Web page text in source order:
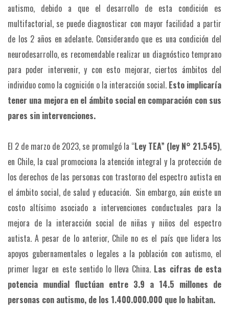
autismo, debido a que el desarrollo de esta condición es
multifactorial, se puede diagnosticar con mayor facilidad a partir
de los 2 años en adelante. Considerando que es una condición del
neurodesarrollo, es recomendable realizar un diagnóstico temprano
para poder intervenir, y con esto mejorar, ciertos ámbitos del
individuo como la cognición o la interacción social. Esto implicaría
tener una mejora en el ámbito social en comparación con sus
pares sin intervenciones.
El 2 de marzo de 2023, se promulgó la “Ley TEA” (ley N° 21.545),
en Chile, la cual promociona la atención integral y la protección de
los derechos de las personas con trastorno del espectro autista en
el ámbito social, de salud y educación. Sin embargo, aún existe un
costo altísimo asociado a intervenciones conductuales para la
mejora de la interacción social de niñas y niños del espectro
autista. A pesar de lo anterior, Chile no es el país que lidera los
apoyos gubernamentales o legales a la población con autismo, el
primer lugar en este sentido lo lleva China. Las cifras de esta
potencia mundial fluctúan entre 3.9 a 14.5 millones de
personas con autismo, de los 1.400.000.000 que lo habitan.